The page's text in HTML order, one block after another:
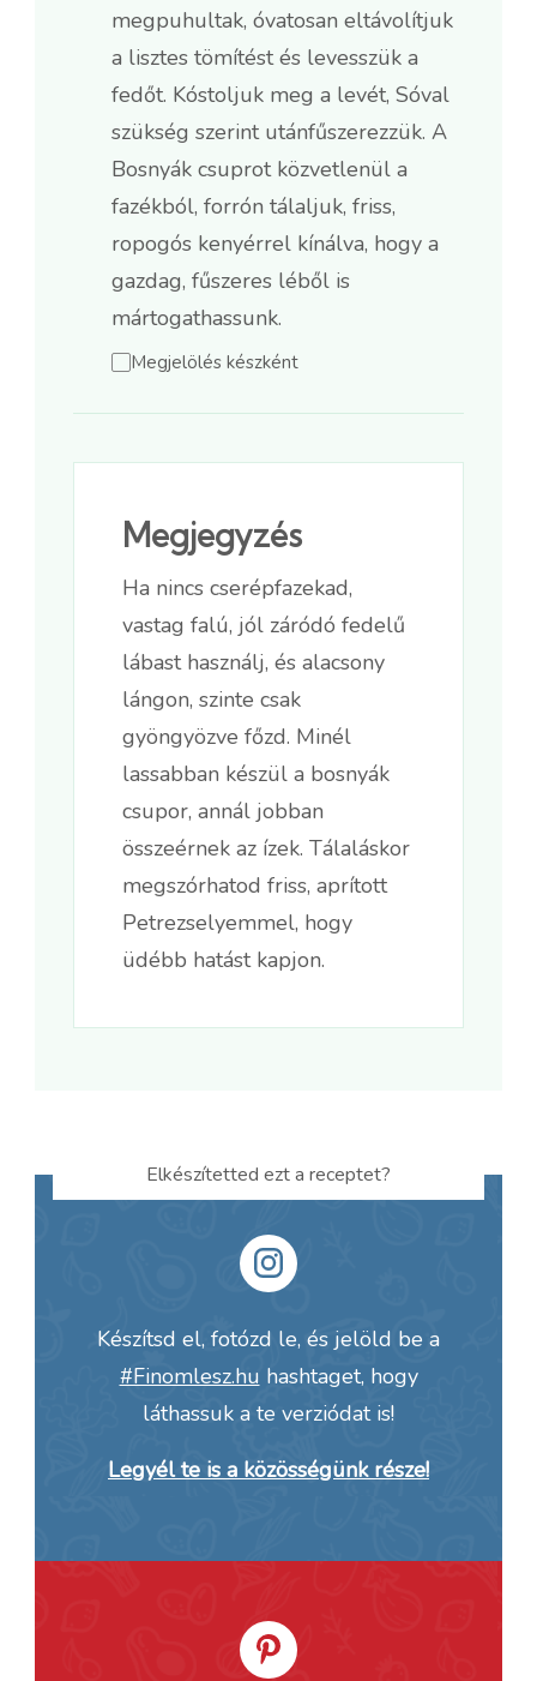
megpuhultak, óvatosan eltávolítjuk
a lisztes tömítést és levesszük a
fedőt. Kóstoljuk meg a levét, Sóval
szükség szerint utánfűszerezzük. A
Bosnyák csuprot közvetlenül a
fazékból, forrón tálaljuk, friss,
ropogós kenyérrel kínálva, hogy a
gazdag, fűszeres léből is
mártogathassunk.
Megjelölés készként
Megjegyzés
Ha nincs cserépfazekad,
vastag falú, jól záródó fedelű
lábast használj, és alacsony
lángon, szinte csak
gyöngyözve főzd. Minél
lassabban készül a bosnyák
csupor, annál jobban
összeérnek az ízek. Tálaláskor
megszórhatod friss, aprított
Petrezselyemmel, hogy
üdébb hatást kapjon.
Elkészítetted ezt a receptet?
Készítsd el, fotózd le, és jelöld be a
#Finomlesz.hu hashtaget, hogy
láthassuk a te verziódat is!
Legyél te is a közösségünk része!